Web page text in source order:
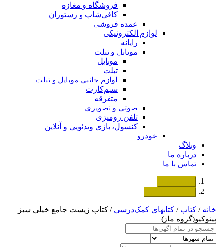
فروشگاه و مغازه
کافی‌شاپ و رستوران
عمده فروشی
لوازم الکترونیکی
رایانه
موبایل و تبلت
موبایل
تبلت
لوازم جانبی موبایل و تبلت
سیم‌کارت
متفرقه
صوتی و تصویری
تلفن رومیزی
کنسول، بازی‌ ویدئویی و آنلاین
خودرو
وبلاگ
درباره ما
تماس با ما
خانه/ کتاب/ کتابهای کمک‌درسی / کتاب زیست جامع خیلی سبز
پینوکیو(گروه ماز)